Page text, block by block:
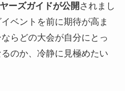
ーズガイドが公開 されまし
ベントを前に期待が高ま
らどの大会が自分にとっ
のか、冷静に見極めたい